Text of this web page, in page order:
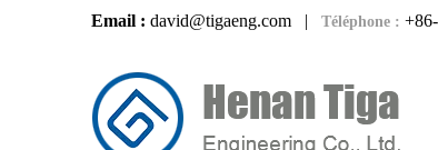
Email : david@tigaeng.com | Téléphone :